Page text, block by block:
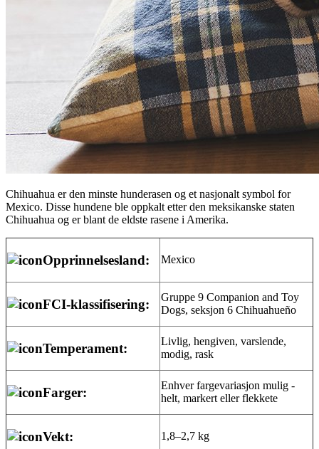
Chihuahua er den minste hunderasen og et nasjonalt symbol for
Mexico. Disse hundene ble oppkalt etter den meksikanske staten
Chihuahua og er blant de eldste rasene i Amerika.
Opprinnelsesland: Mexico
FCI-klassifisering:
Gruppe 9 Companion and Toy
Dogs, seksjon 6 Chihuahueño
Temperament:
Livlig, hengiven, varslende,
modig, rask
Farger:
Enhver fargevariasjon mulig -
helt, markert eller flekkete
Vekt: 1,8–2,7 kg